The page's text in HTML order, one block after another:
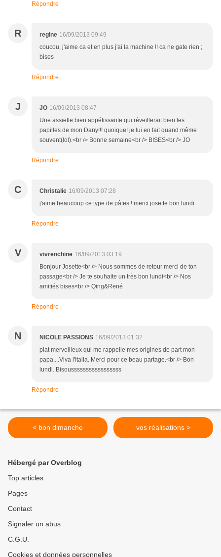
Répondre
R regine 16/09/2013 09:49
coucou, j'aime ca et en plus j'ai la machine !! ca ne gate rien ;
bises
Répondre
J JO 16/09/2013 08:47
Une assiette bien appétissante qui réveillerait bien les
papilles de mon Dany!!! quoique! je lui en fait quand même
souvent(lol).<br /> Bonne semaine<br /> BISES<br /> JO
Répondre
C Christalie 16/09/2013 07:28
j'aime beaucoup ce type de pâtes ! merci josette bon lundi
Répondre
V vivrenchine 16/09/2013 03:19
Bonjour Josette<br /> Nous sommes de retour merci de ton
passage<br /> Je te souhaite un très bon lundi<br /> Nos
amitiés bises<br /> Qing&René
Répondre
N NICOLE PASSIONS 16/09/2013 01:32
plat merveilleux qui me rappelle mes origines de part mon
papa....Viva l'Italia. Merci pour ce beau partage.<br /> Bon
lundi. Bisousssssssssssssssss
Répondre
< bon dimanche vos réalisations >
Hébergé par Overblog
Top articles
Pages
Contact
Signaler un abus
C.G.U.
Cookies et données personnelles